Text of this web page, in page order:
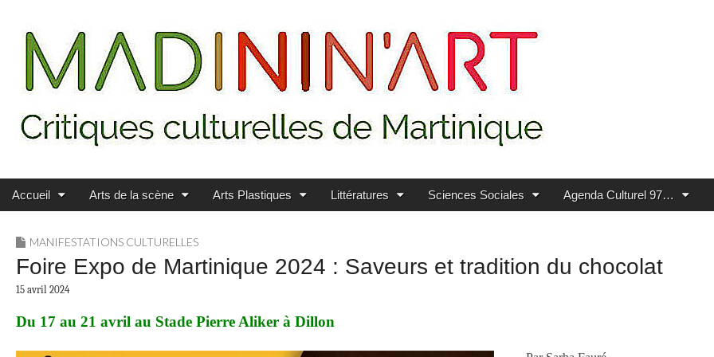
MADININ'ART
Main menu
Skip to content
Accueil Arts de la scène Arts Plastiques Littératures Sciences Sociales Agenda Culturel 97…
MANIFESTATIONS CULTURELLES
Foire Expo de Martinique 2024 : Saveurs et tradition du chocolat
15 avril 2024
Du 17 au 21 avril au Stade Pierre Aliker à Dillon